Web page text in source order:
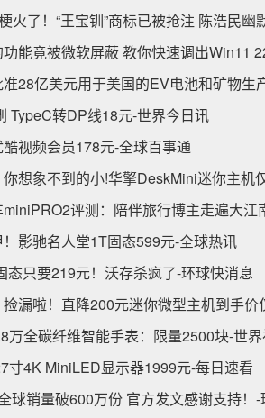
火了！“王宝钏”商标已被抢注 陈浩民幽
能竟被微软屏蔽 教你快速调出Win11
28亿美元用于美国的EV电池和矿物生
TypeC转DP线18元-世界今日讯
视频会员178元-全球百事通
你想象不到的小!华擎DeskMini迷你主机
评测：陪伴旅行博主走遍大江
影驰名人堂1T固态599元-全球热讯
态只要219元！沃存杀疯了-环球快消息
捡漏啦！直降200元迷你微型主机到手
万全碳纤维智能手表：限量2500块-世
寸4K MiniLED显示器1999元-每日速看
球销量破600万份 官方发文感谢支持！